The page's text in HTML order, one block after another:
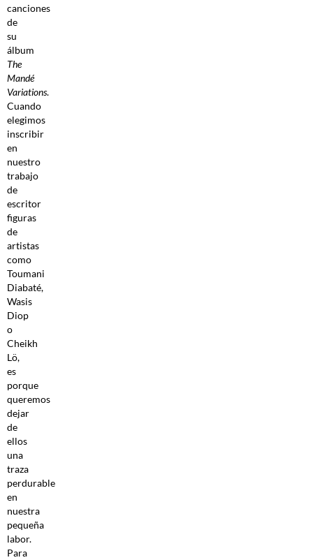
canciones
de
su
álbum
The
Mandé
Variations.
Cuando
elegimos
inscribir
en
nuestro
trabajo
de
escritor
figuras
de
artistas
como
Toumani
Diabaté,
Wasis
Diop
o
Cheikh
Lö,
es
porque
queremos
dejar
de
ellos
una
traza
perdurable
en
nuestra
pequeña
labor.
Para